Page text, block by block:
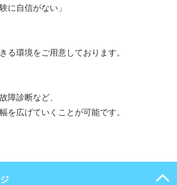
に自信がない」
る環境をご用意しております。
障診断など、
を広げていくことが可能です。